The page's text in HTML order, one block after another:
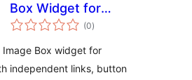
Box Widget for
Elementor
(0total
ratings
)
Image Box widget for
independent links, button